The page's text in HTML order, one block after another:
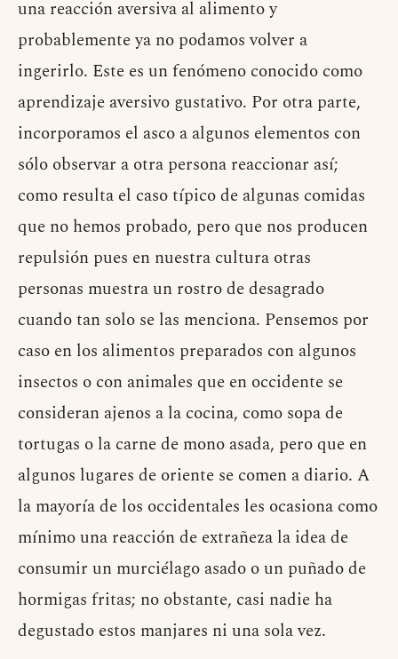
una reacción aversiva al alimento y
probablemente ya no podamos volver a
ingerirlo. Este es un fenómeno conocido como
aprendizaje aversivo gustativo. Por otra parte,
incorporamos el asco a algunos elementos con
sólo observar a otra persona reaccionar así;
como resulta el caso típico de algunas comidas
que no hemos probado, pero que nos producen
repulsión pues en nuestra cultura otras
personas muestra un rostro de desagrado
cuando tan solo se las menciona. Pensemos por
caso en los alimentos preparados con algunos
insectos o con animales que en occidente se
consideran ajenos a la cocina, como sopa de
tortugas o la carne de mono asada, pero que en
algunos lugares de oriente se comen a diario. A
la mayoría de los occidentales les ocasiona como
mínimo una reacción de extrañeza la idea de
consumir un murciélago asado o un puñado de
hormigas fritas; no obstante, casi nadie ha
degustado estos manjares ni una sola vez.